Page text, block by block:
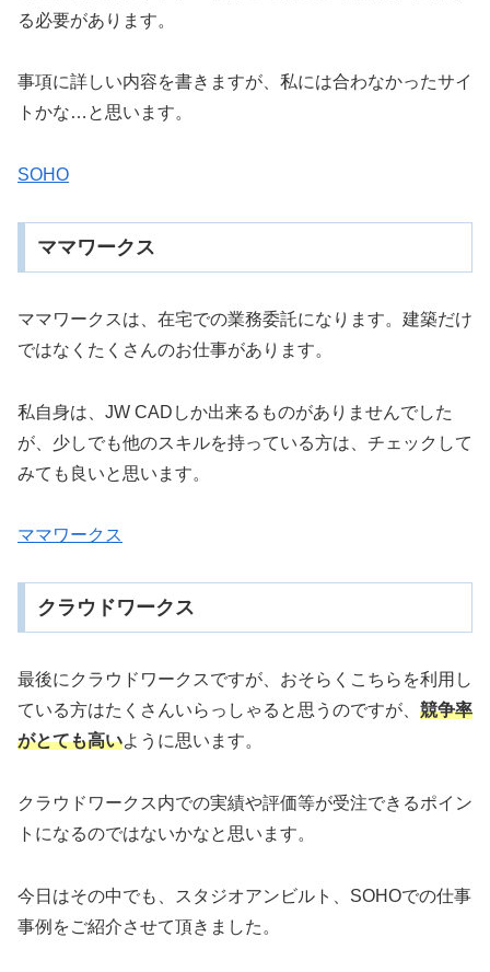
る必要があります。
事項に詳しい内容を書きますが、私には合わなかったサイ
トかな…と思います。
SOHO
ママワークス
ママワークスは、在宅での業務委託になります。建築だけ
ではなくたくさんのお仕事があります。
私自身は、JW CADしか出来るものがありませんでした
が、少しでも他のスキルを持っている方は、チェックして
みても良いと思います。
ママワークス
クラウドワークス
最後にクラウドワークスですが、おそらくこちらを利用し
ている方はたくさんいらっしゃると思うのですが、 競争率
がとても高いように思います。
クラウドワークス内での実績や評価等が受注できるポイン
トになるのではないかなと思います。
今日はその中でも、スタジオアンビルト、SOHOでの仕事
事例をご紹介させて頂きました。